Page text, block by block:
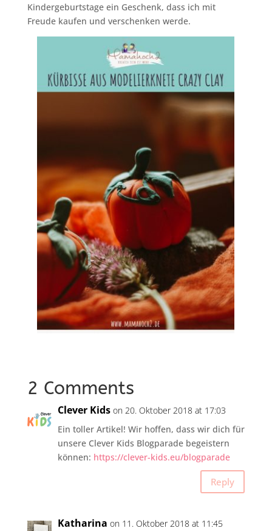
Kindergeburtstage ein Geschenk, dass ich mit
Freude kaufen und verschenken werde.
2 Comments
Clever Kids on 20. Oktober 2018 at 17:03
Ein toller Artikel! Wir hoffen, dass wir dich für
unsere Clever Kids Blogparade begeistern
können: https://clever-kids.eu/blogparade
Reply
Katharina on 11. Oktober 2018 at 11:45